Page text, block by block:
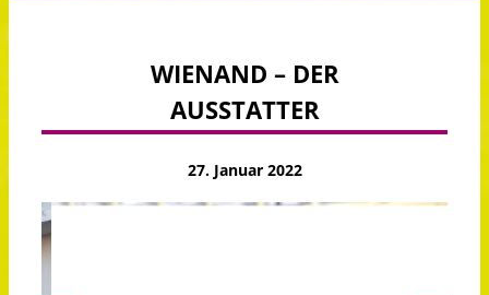
WIENAND – DER
AUSSTATTER
27. Januar 2022